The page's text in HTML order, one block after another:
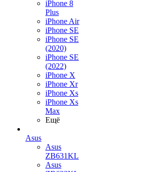
iPhone 8
Plus
iPhone Air
iPhone SE
iPhone SE
(2020)
iPhone SE
(2022)
iPhone X
iPhone Xr
iPhone Xs
iPhone Xs
Max
Ещё
Asus
Asus
ZB631KL
Asus